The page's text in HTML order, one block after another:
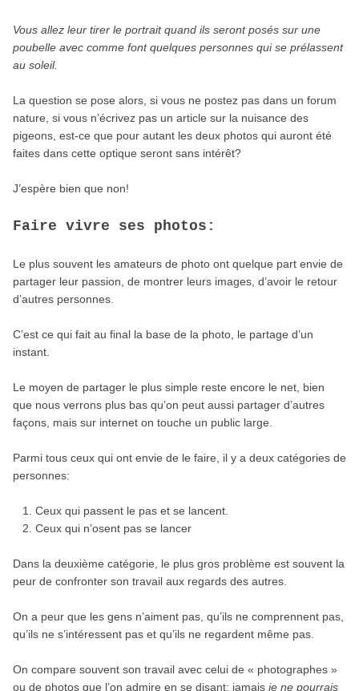
Vous allez leur tirer le portrait quand ils seront posés sur une
poubelle avec comme font quelques personnes qui se prélassent
au soleil.
La question se pose alors, si vous ne postez pas dans un forum
nature, si vous n’écrivez pas un article sur la nuisance des
pigeons, est-ce que pour autant les deux photos qui auront été
faites dans cette optique seront sans intérêt?
J’espère bien que non!
Faire vivre ses photos:
Le plus souvent les amateurs de photo ont quelque part envie de
partager leur passion, de montrer leurs images, d’avoir le retour
d’autres personnes.
C’est ce qui fait au final la base de la photo, le partage d’un
instant.
Le moyen de partager le plus simple reste encore le net, bien
que nous verrons plus bas qu’on peut aussi partager d’autres
façons, mais sur internet on touche un public large.
Parmi tous ceux qui ont envie de le faire, il y a deux catégories de
personnes:
Ceux qui passent le pas et se lancent.
Ceux qui n’osent pas se lancer
Dans la deuxième catégorie, le plus gros problème est souvent la
peur de confronter son travail aux regards des autres.
On a peur que les gens n’aiment pas, qu’ils ne comprennent pas,
qu’ils ne s’intéressent pas et qu’ils ne regardent même pas.
On compare souvent son travail avec celui de « photographes »
ou de photos que l’on admire en se disant: jamaisje ne pourrais